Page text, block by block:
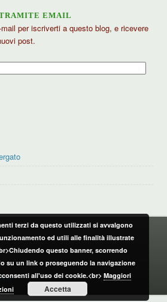
EMAIL
per iscriverti a questo blog, e ricevere
post.
terzi da questo utilizzati si avvalgono
ed utili alle finalità illustrate
questo banner, scorrendo
su un link o proseguendo la navigazione
all'uso dei cookie.<br> Maggiori
Accetta